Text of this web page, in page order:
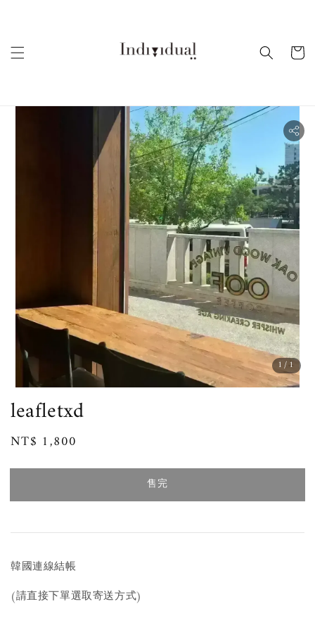
1/1
leafletxd
Regular
NT$ 1,800
售完
韓國連線結帳
(請直接下單選取寄送方式)